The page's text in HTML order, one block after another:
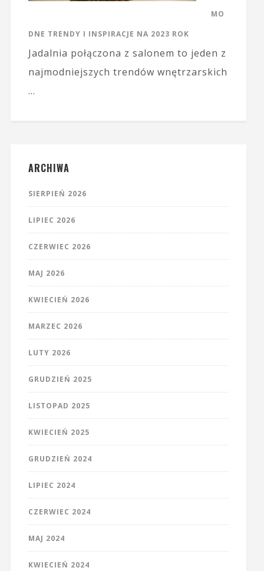
MO
DNE TRENDY I INSPIRACJE NA 2023 ROK
Jadalnia połączona z salonem to jeden z
najmodniejszych trendów wnętrzarskich
…
ARCHIWA
SIERPIEŃ 2026
LIPIEC 2026
CZERWIEC 2026
MAJ 2026
KWIECIEŃ 2026
MARZEC 2026
LUTY 2026
GRUDZIEŃ 2025
LISTOPAD 2025
KWIECIEŃ 2025
GRUDZIEŃ 2024
LIPIEC 2024
CZERWIEC 2024
MAJ 2024
KWIECIEŃ 2024